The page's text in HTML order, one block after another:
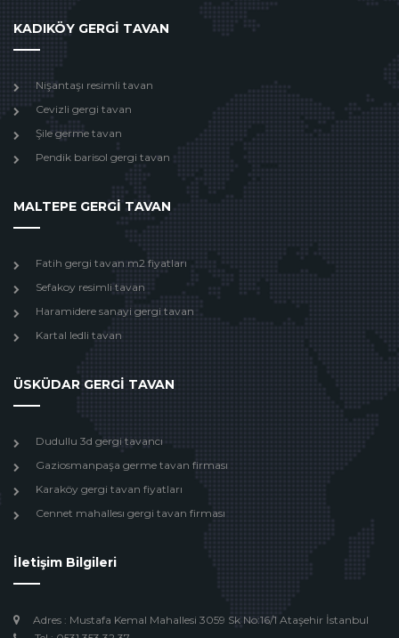
KADIKÖY GERGİ TAVAN
Nişantaşı resimli tavan
Cevizli gergi tavan
Şile germe tavan
Pendik barisol gergi tavan
MALTEPE GERGİ TAVAN
Fatih gergi tavan m2 fiyatları
Sefakoy resimli tavan
Haramidere sanayi gergi tavan
Kartal ledli tavan
ÜSKÜDAR GERGİ TAVAN
Dudullu 3d gergi tavancı
Gaziosmanpaşa germe tavan firması
Karaköy gergi tavan fiyatları
Cennet mahallesı gergi tavan firması
İletişim Bilgileri
Adres : Mustafa Kemal Mahallesi 3059 Sk No:16/1 Ataşehir İstanbul